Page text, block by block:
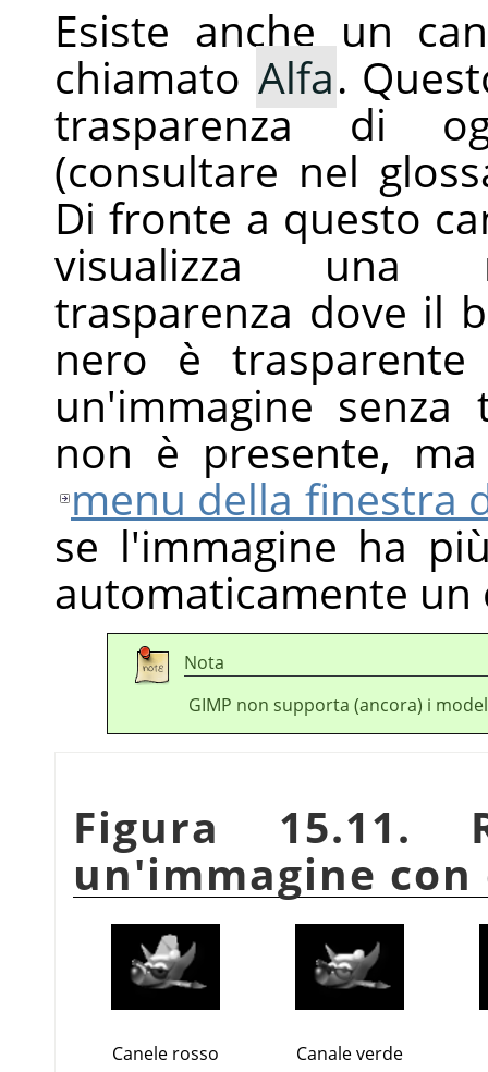
Esiste anche un
chiamato Alfa.
trasparenza di
(consultare nel
Di fronte a questo
visualizza una
trasparenza dove il
nero è
un'immagine
non è presente,
menu della finestra
se l'immagine ha
automaticamente un
Nota
GIMP non supporta (ancora) i
Figura 15.11.
un'immagine
Canele rosso Canale verde